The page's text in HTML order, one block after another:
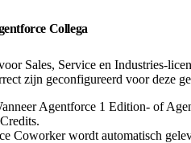
Collega
Sales, Service en Industries-
zijn geconfigureerd voor deze
Agentforce 1 Edition- of
Coworker wordt automatisch